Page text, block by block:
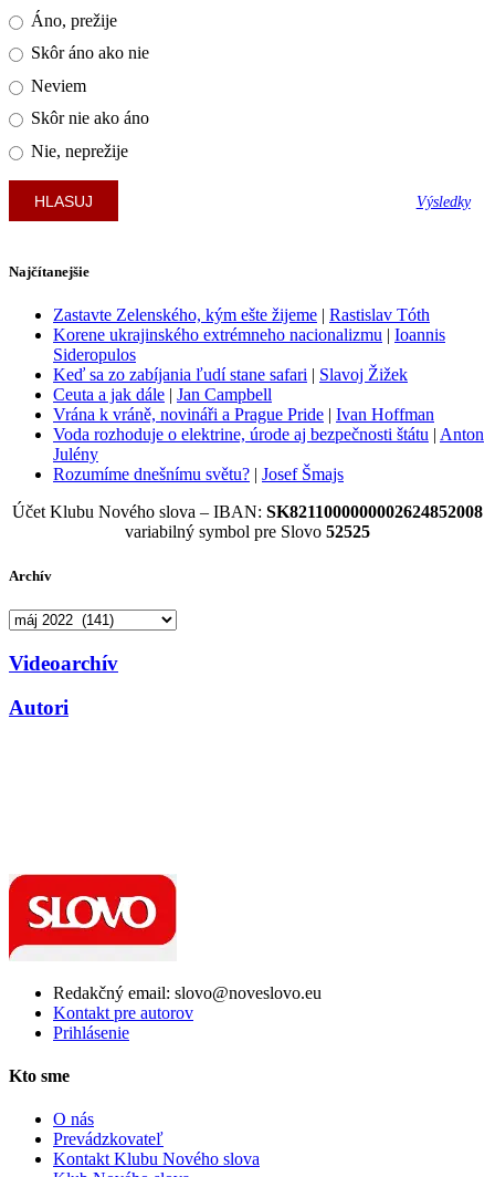
Áno, prežije
Skôr áno ako nie
Neviem
Skôr nie ako áno
Nie, neprežije
Výsledky
Najčítanejšie
Zastavte Zelenského, kým ešte žijeme | Rastislav Tóth
Korene ukrajinského extrémneho nacionalizmu | Ioannis
Sideropulos
Keď sa zo zabíjania ľudí stane safari | Slavoj Žižek
Ceuta a jak dále | Jan Campbell
Vrána k vráně, novináři a Prague Pride | Ivan Hoffman
Voda rozhoduje o elektrine, úrode aj bezpečnosti štátu | Anton
Julény
Rozumíme dnešnímu světu? | Josef Šmajs
Účet Klubu Nového slova – IBAN: SK8211000000002624852008
variabilný symbol pre Slovo 52525
Archív
Archív
Videoarchív
Autori
Redakčný email: slovo@noveslovo.eu
Kontakt pre autorov
Prihlásenie
Kto sme
O nás
Prevádzkovateľ
Kontakt Klubu Nového slova